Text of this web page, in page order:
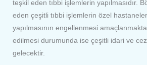
teşkil eden tıbbi işlemlerin yapılmasıdır.
eden çeşitli tıbbi işlemlerin özel
yapılmasının engellenmesi
edilmesi durumunda ise çeşitli idari ve
gelecektir.